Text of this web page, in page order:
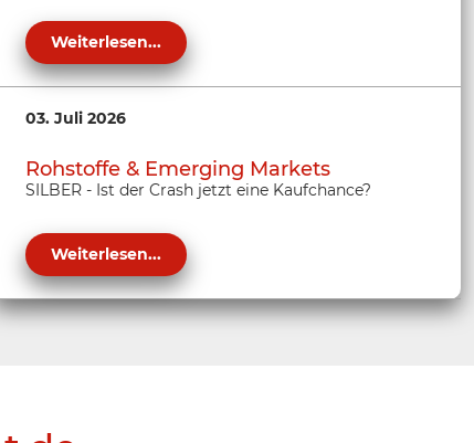
Weiterlesen...
03. Juli 2026
Rohstoffe & Emerging Markets
SILBER - Ist der Crash jetzt eine Kaufchance?
Weiterlesen...